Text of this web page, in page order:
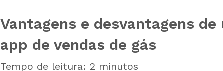
Vantagens e desvantagens de
app de vendas de gás
Tempo de leitura: 2 minutos